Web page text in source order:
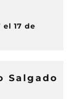
el 17 de
Salgado